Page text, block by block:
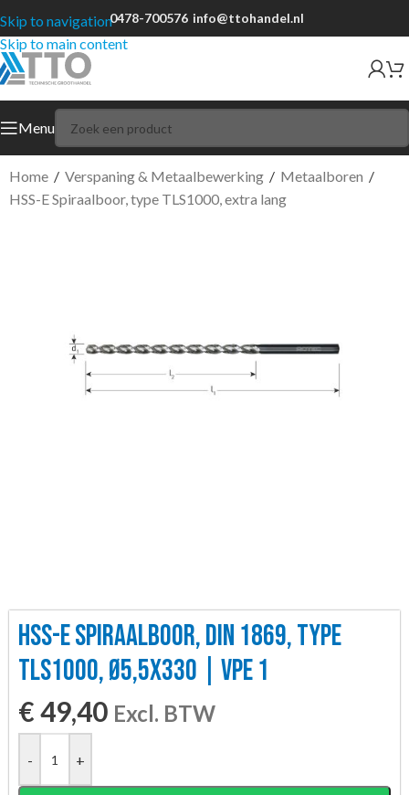
Skip to navigation
Skip to main content
0478-700576 info@ttohandel.nl
Menu
Home / Verspaning & Metaalbewerking / Metaalboren /
HSS-E Spiraalboor, type TLS1000, extra lang
HSS-E SPIRAALBOOR, DIN 1869, TYPE
TLS1000, Ø5,5X330 | VPE 1
€49,40 Excl. BTW
- +